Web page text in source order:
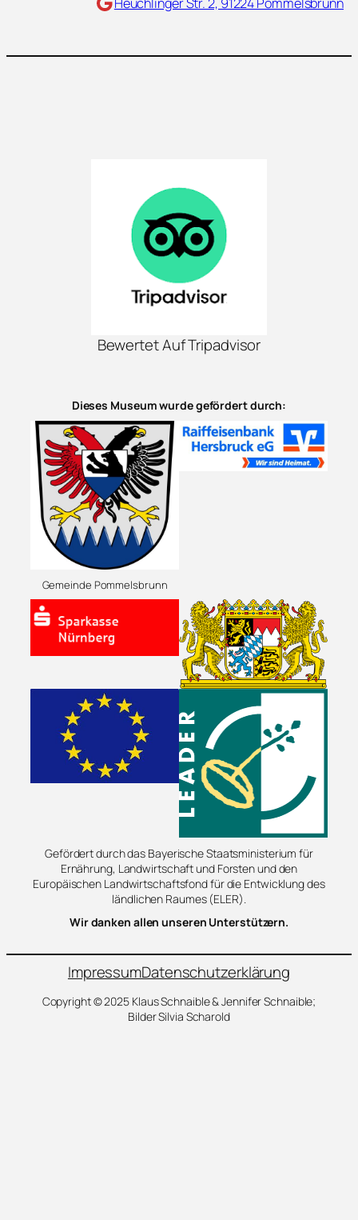
Bewertet Auf Tripadvisor
Dieses Museum wurde gefördert durch:
Gemeinde Pommelsbrunn
Gefördert durch das Bayerische Staatsministerium für
Ernährung, Landwirtschaft und Forsten und den
Europäischen Landwirtschaftsfond für die Entwicklung des
ländlichen Raumes (ELER).
Wir danken allen unseren Unterstützern.
ImpressumDatenschutzerklärung
Copyright © 2025 Klaus Schnaible & Jennifer Schnaible;
Bilder Silvia Scharold